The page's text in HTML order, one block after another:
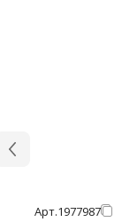
Арт.1977987